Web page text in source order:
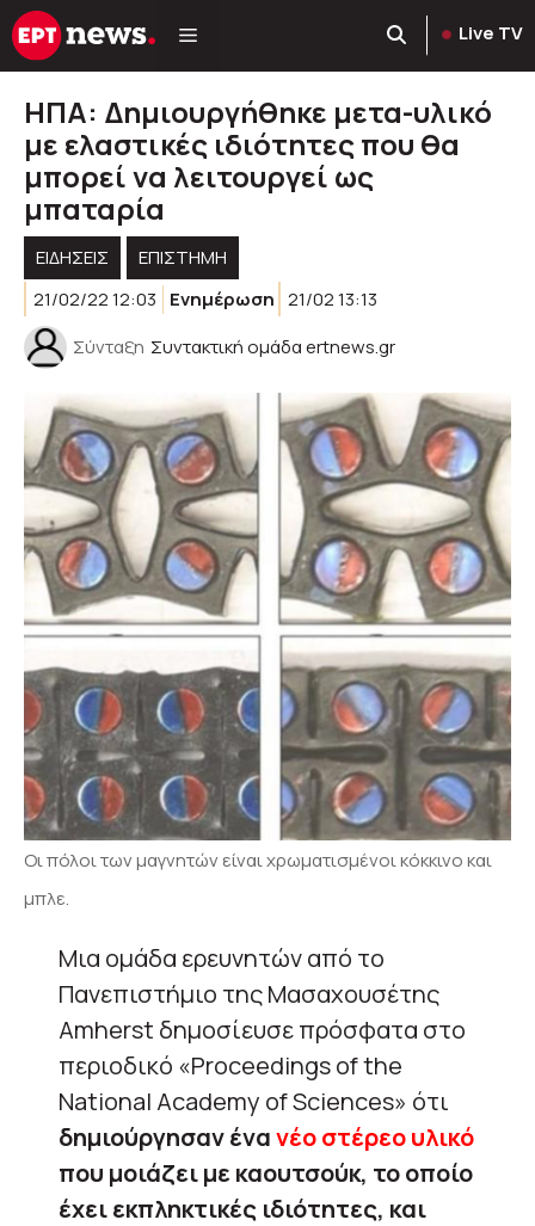
Μετάβαση
σε
Live TV
ΗΠΑ: Δημιουργήθηκε μετα-υλικό
με ελαστικές ιδιότητες που θα
μπορεί να λειτουργεί ως
μπαταρία
ΕΙΔΗΣΕΙΣ
ΕΠΙΣΤΗΜΗ
21/02/22 12:03
Ενημέρωση 21/02 13:13
Σύνταξη Συντακτική ομάδα ertnews.gr
Οι πόλοι των μαγνητών είναι χρωματισμένοι κόκκινο και
μπλε.
Μια ομάδα ερευνητών από το
Πανεπιστήμιο της Μασαχουσέτης
Amherst δημοσίευσε πρόσφατα στο
περιοδικό «Proceedings of the
National Academy of Sciences» ότι
δημιούργησαν ένανέο στέρεο υλικό
που μοιάζει με καουτσούκ, το οποίο
έχει εκπληκτικές ιδιότητες, και